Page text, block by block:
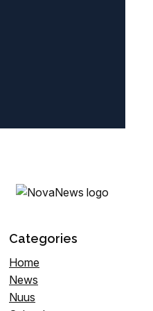
Categories
Home
News
Nuus